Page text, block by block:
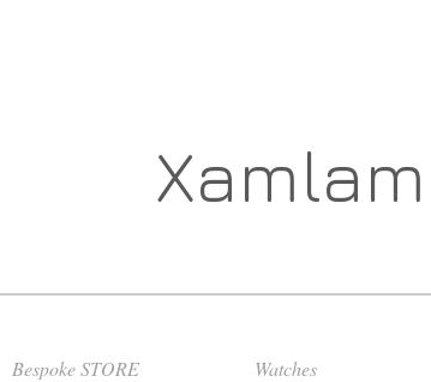
Bespoke STORE Watches